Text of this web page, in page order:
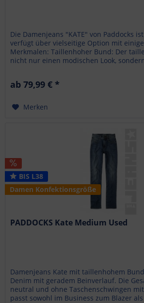
Die Damenjeans "KATE" von Paddocks
verfügt über vielseitige Option mit
Merkmalen: Taillenhoher Bund: Der
nicht nur einen modischen Look,
ab 79,99 € *
Merken
BIS L38
Damen Konfektionsgröße
PADDOCKS Kate Medium Used
Damenjeans Kate mit taillenhohem
Denim mit geradem Beinverlauf. Die
neutral und ohne Taschenschwingen
passt sowohl im Business zum Blazer